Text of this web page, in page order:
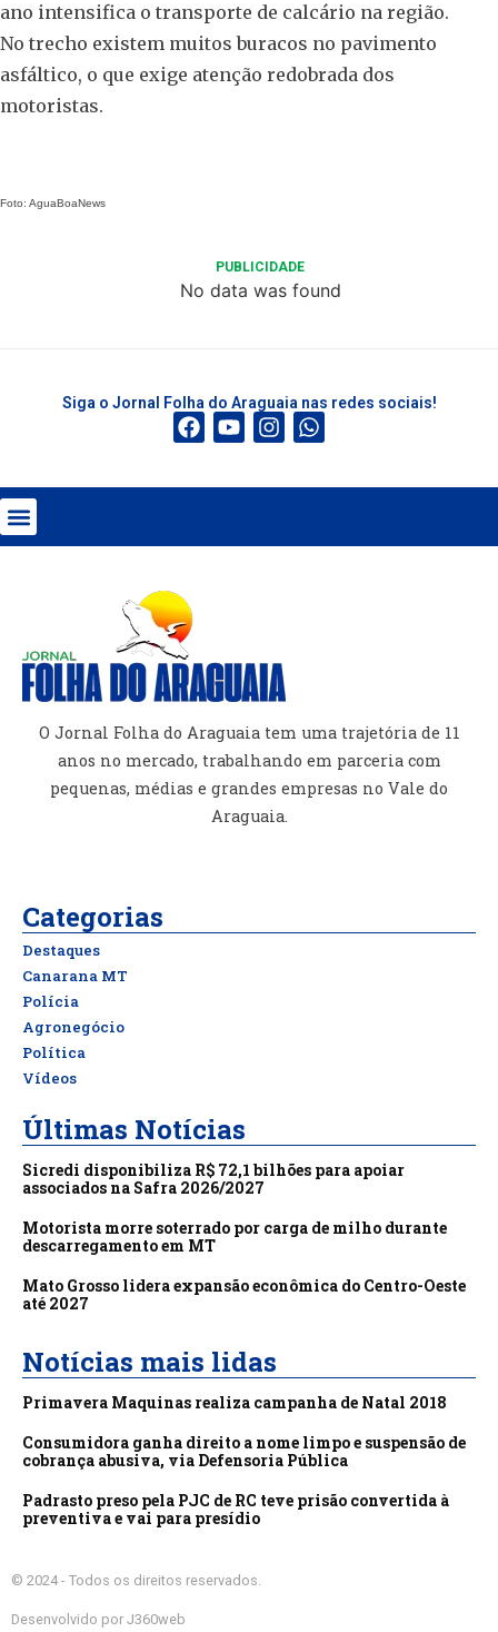
ano intensifica o transporte de calcário na região.
No trecho existem muitos buracos no pavimento
asfáltico, o que exige atenção redobrada dos
motoristas.
Foto: AguaBoaNews
PUBLICIDADE
No data was found
Siga o Jornal Folha do Araguaia nas redes sociais!
O Jornal Folha do Araguaia tem uma trajetória de 11
anos no mercado, trabalhando em parceria com
pequenas, médias e grandes empresas no Vale do
Araguaia.
Categorias
Destaques
Canarana MT
Polícia
Agronegócio
Política
Vídeos
Últimas Notícias
Sicredi disponibiliza R$ 72,1 bilhões para apoiar
associados na Safra 2026/2027
Motorista morre soterrado por carga de milho durante
descarregamento em MT
Mato Grosso lidera expansão econômica do Centro-Oeste
até 2027
Notícias mais lidas
Primavera Maquinas realiza campanha de Natal 2018
Consumidora ganha direito a nome limpo e suspensão de
cobrança abusiva, via Defensoria Pública
Padrasto preso pela PJC de RC teve prisão convertida à
preventiva e vai para presídio
© 2024 - Todos os direitos reservados.
Desenvolvido por J360web